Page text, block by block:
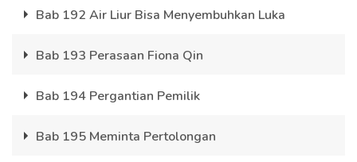
Bab 192 Air Liur Bisa Menyembuhkan Luka
Bab 193 Perasaan Fiona Qin
Bab 194 Pergantian Pemilik
Bab 195 Meminta Pertolongan